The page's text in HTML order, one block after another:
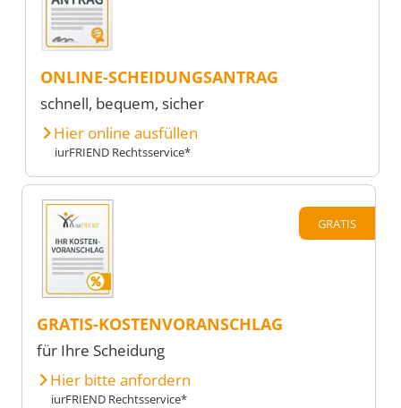
ONLINE-SCHEIDUNGSANTRAG
schnell, bequem, sicher
Hier online ausfüllen
iurFRIEND Rechtsservice*
GRATIS
GRATIS-KOSTENVORANSCHLAG
für Ihre Scheidung
Hier bitte anfordern
iurFRIEND Rechtsservice*